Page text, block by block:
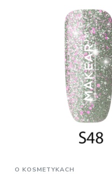
O KOSMETYKACH